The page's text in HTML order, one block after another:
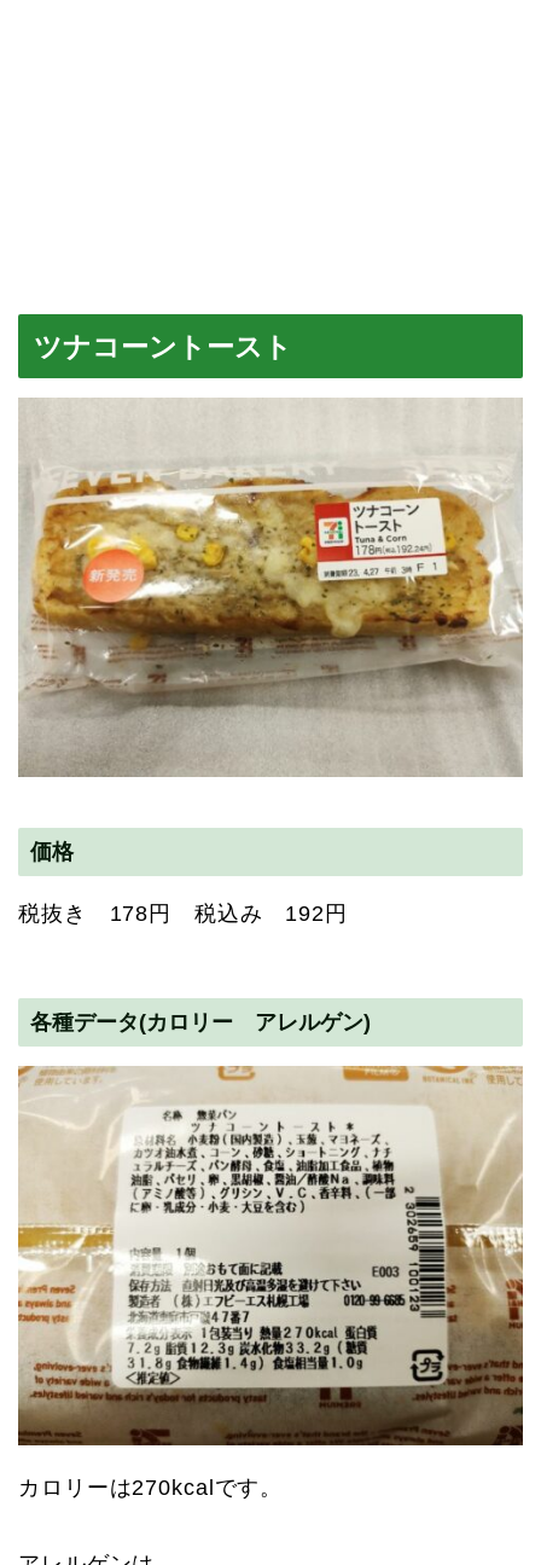
ツナコーントースト
価格
税抜き 178円 税込み 192円
各種データ(カロリー アレルゲン)
カロリーは270kcalです。